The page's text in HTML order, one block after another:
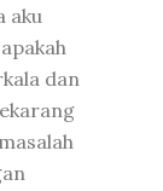
aku
dan